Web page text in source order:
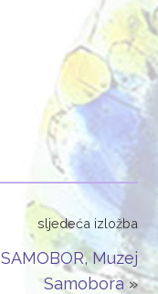
sljedeća izložba
SAMOBOR, Muzej
Samobora»